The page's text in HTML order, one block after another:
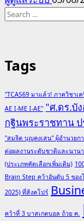
Search
Tags
"TCAS69 มาแล้ว! ภาควิชาเ
AE I-ME I-AE" "ศ.ดร.บั
กฐินพระราชทาน
"สมจิต บุญคงเสน" ผู้อำนวยก
ต่อผลงานระดับชาติและนาน
(ประเภทคัดเลือกเพิ่มเติม)
Brain Step คว้าอันดับ 5 ขอ
2025) ที่สิงคโปร์
คว้าที่ 3 บาสเกตบอล ถ้วย ค.